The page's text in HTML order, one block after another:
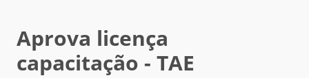
Aprova licença
capacitação - TAE